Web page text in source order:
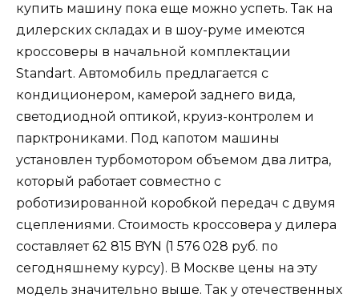
купить машину пока еще можно успеть. Так на
дилерских складах и в шоу-руме имеются
кроссоверы в начальной комплектации
Standart. Автомобиль предлагается с
кондиционером, камерой заднего вида,
светодиодной оптикой, круиз-контролем и
парктрониками. Под капотом машины
установлен турбомотором объемом два литра,
который работает совместно с
роботизированной коробкой передач с двумя
сцеплениями. Стоимость кроссовера у дилера
составляет 62 815 BYN (1 576 028 руб. по
сегодняшнему курсу). В Москве цены на эту
модель значительно выше. Так у отечественных